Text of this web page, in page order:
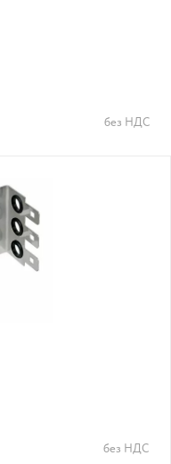
без НДС
без НДС